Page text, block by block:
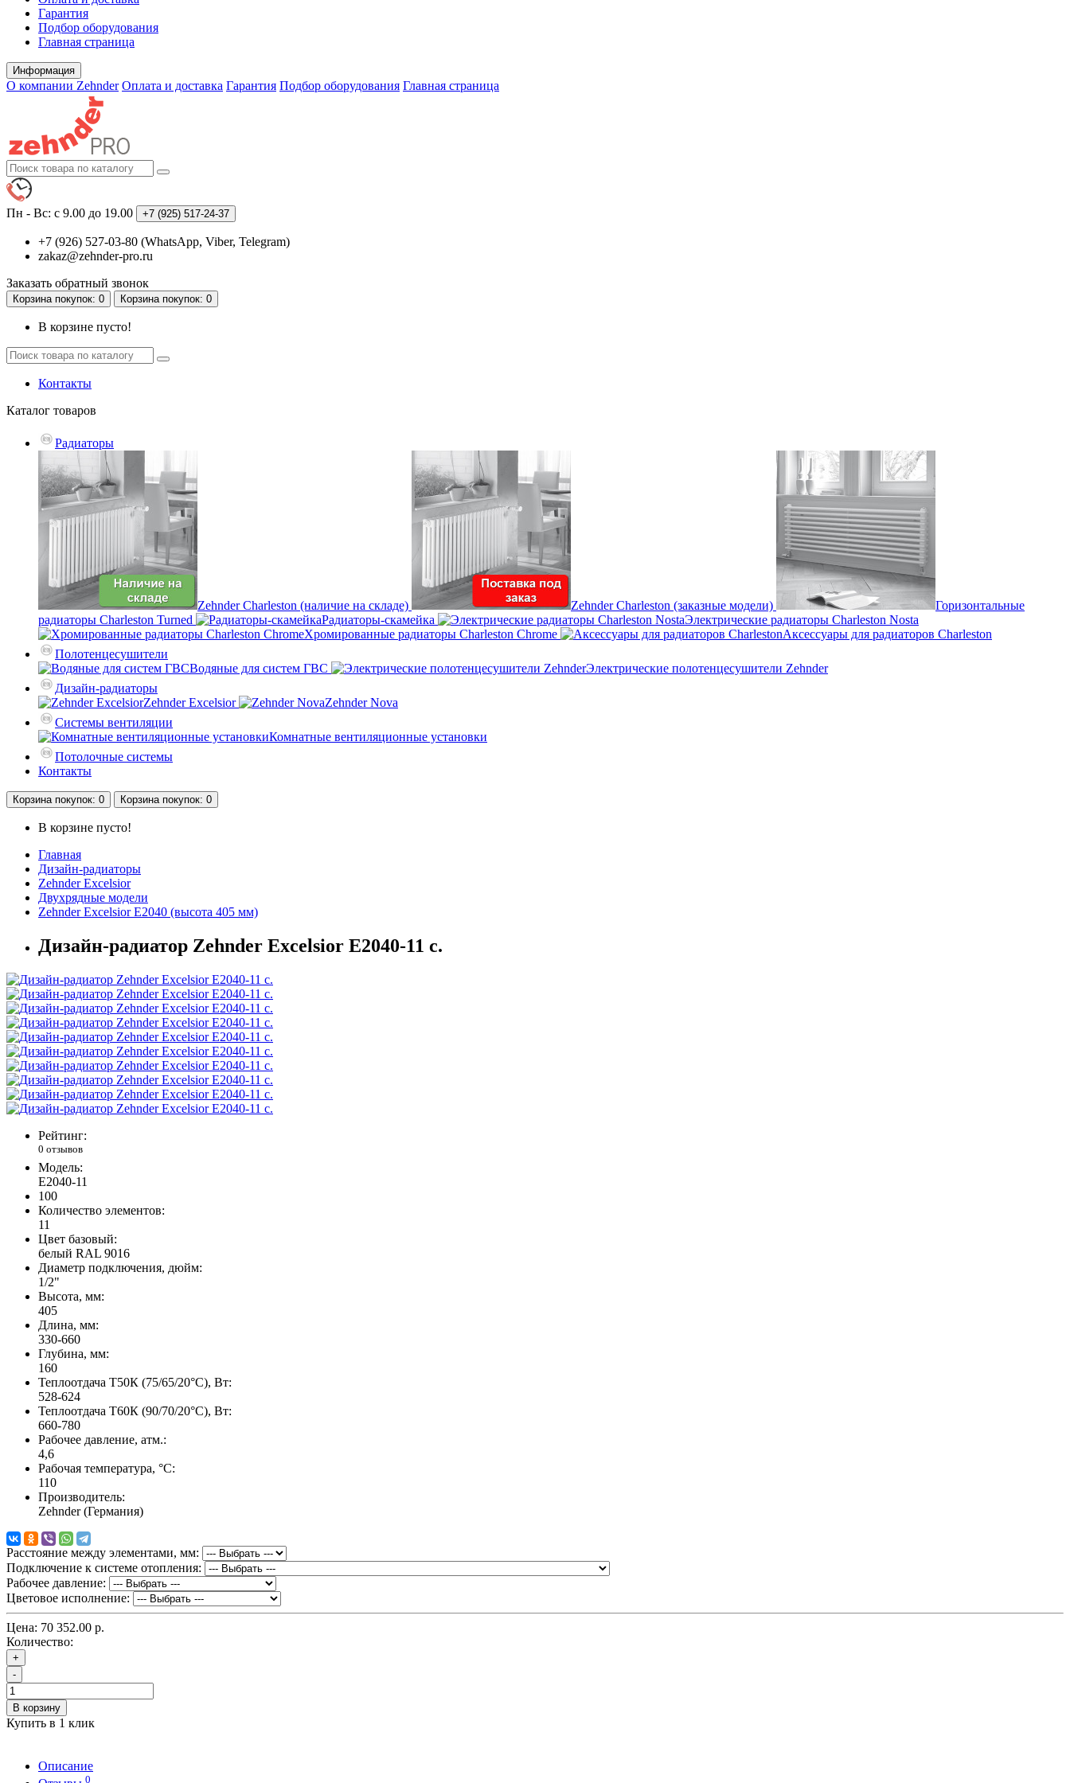
Гарантия
Подбор оборудования
Главная страница
Информация
О компании Zehnder Оплата и доставка Гарантия Подбор оборудования Главная страница
Пн - Вс: с 9.00 до 19.00 +7 (925) 517-24-37
+7 (926) 527-03-80 (WhatsApp, Viber, Telegram)
zakaz@zehnder-pro.ru
Заказать обратный звонок
Корзинапокупок: 0 Корзинапокупок: 0
В корзине пусто!
Контакты
Каталог товаров
Радиаторы
Zehnder Charleston (наличие на складе) Zehnder Charleston (заказные модели)
Горизонтальные
радиаторы Charleston Turned
Радиаторы-скамейка
Электрические радиаторы Charleston Nosta
Хромированные радиаторы Charleston Chrome
Аксессуары для радиаторов Charleston
Полотенцесушители
Водяные для систем ГВС
Электрические полотенцесушители Zehnder
Дизайн-радиаторы
Zehnder Excelsior
Zehnder Nova
Системы вентиляции
Комнатные вентиляционные установки
Потолочные системы
Контакты
Корзинапокупок: 0 Корзинапокупок: 0
В корзине пусто!
Главная
Дизайн-радиаторы
Zehnder Excelsior
Двухрядные модели
Zehnder Excelsior E2040 (высота 405 мм)
Дизайн-радиатор Zehnder Excelsior E2040-11 с.
Рейтинг:
0 отзывов
Модель:
E2040-11
100
Количество элементов:
11
Цвет базовый:
белый RAL 9016
Диаметр подключения, дюйм:
1/2"
Высота, мм:
405
Длина, мм:
330-660
Глубина, мм:
160
Теплоотдача Т50К (75/65/20°C), Вт:
528-624
Теплоотдача Т60К (90/70/20°C), Вт:
660-780
Рабочее давление, атм.:
4,6
Рабочая температура, °C:
110
Производитель:
Zehnder (Германия)
Расстояние между элементами, мм:
Подключение к системе отопления:
Рабочее давление:
Цветовое исполнение:
Цена: 70 352.00 р.
Количество:
+
-
В корзину
Купить в 1 клик
Описание
0